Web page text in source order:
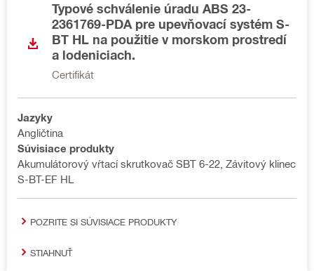
Typové schválenie úradu ABS 23-
2361769-PDA pre upevňovací systém S-
BT HL na použitie v morskom prostredí
a lodeniciach.
Certifikát
Jazyky
Angličtina
Súvisiace produkty
Akumulátorový vŕtací skrutkovač SBT 6-22, Závitový klinec
S-BT-EF HL
POZRITE SI SÚVISIACE PRODUKTY
STIAHNUŤ